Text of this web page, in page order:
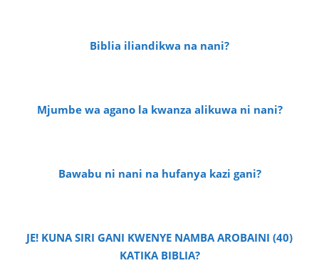
Biblia iliandikwa na nani?
Mjumbe wa agano la kwanza alikuwa ni nani?
Bawabu ni nani na hufanya kazi gani?
JE! KUNA SIRI GANI KWENYE NAMBA AROBAINI (40)
KATIKA BIBLIA?